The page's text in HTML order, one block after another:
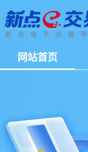
网站首页